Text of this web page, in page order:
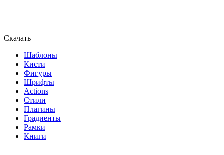
Скачать
Шаблоны
Кисти
Фигуры
Шрифты
Actions
Стили
Плагины
Градиенты
Рамки
Книги